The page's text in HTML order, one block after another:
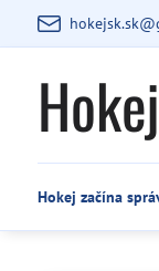
Hokej začína